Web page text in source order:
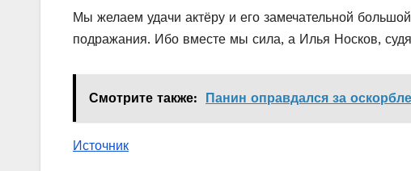
Мы желаем удачи актёру и его замечательной
подражания. Ибо вместе мы сила, а Илья Носков,
Смотрите также: Панин оправдался за
Источник